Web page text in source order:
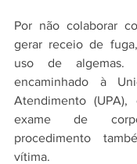
Por não colaborar
gerar receio de
uso de
encaminhado à
Atendimento
exame de
procedimento
vítima.